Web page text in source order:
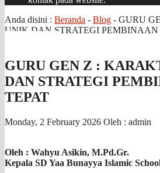
Anda disini : Beranda - Blog - GURU
UNIK DAN STRATEGI PEMBINAAN
GURU GEN Z :
DAN STRATEGI
TEPAT
Monday, 2 February 2026 Oleh : admin
Oleh : Wahyu Asikin, M.Pd.Gr.
Kepala SD Yaa Bunayya Islamic